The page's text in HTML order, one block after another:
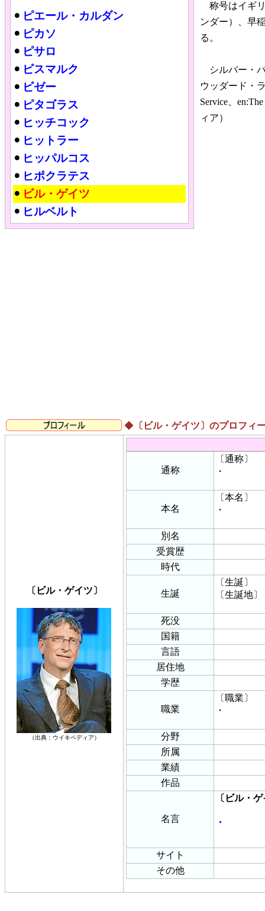
称号はイギ
ンダー）、早
る。
シルバー・
ウッダード・
Service、
ィア）
ピエール・カルダン
ピカソ
ピサロ
ビスマルク
ビゼー
ピタゴラス
ヒッチコック
ヒットラー
ヒッパルコス
ヒポクラテス
ビル・ゲイツ
ヒルベルト
◆ 〔ビル・ゲイツ〕のプロフィ
〔ビル・ゲイツ〕
（出典：ウイキペディア）
通称
〔通称〕
・
本名
〔本名〕
・
別名
受賞歴
時代
生誕
〔生誕〕
〔生誕地〕
死没
国籍
言語
居住地
学歴
職業
〔職業〕
・
分野
所属
業績
作品
名言
〔ビル・
・
サイト
その他